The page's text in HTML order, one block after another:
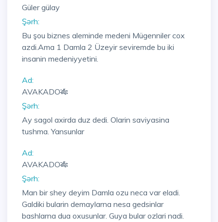
Güler gülay
Şərh:
Bu şou biznes aleminde medeni Mügenniler cox
azdi.Ama 1 Damla 2 Üzeyir seviremde bu iki
insanin medeniyyetini.
Ad:
AVAKADO🎋
Şərh:
Ay sagol axirda duz dedi. Olarin saviyasina
tushma. Yansunlar
Ad:
AVAKADO🎋
Şərh:
Man bir shey deyim Damla ozu neca var eladi.
Galdiki bularin demaylarna nesa gedsinlar
bashlarna dua oxusunlar. Guya bular ozlari nadi.